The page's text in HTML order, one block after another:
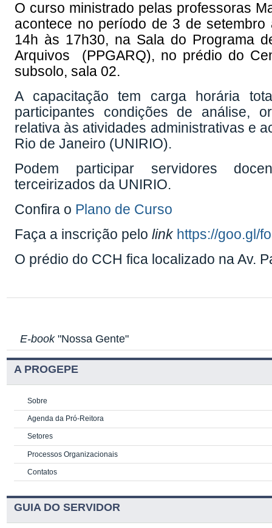
O curso ministrado pelas professoras
acontece no período de 3 de
14h às 17h30, na Sala do Programa
Arquivos (PPGARQ), no prédio do
subsolo, sala 02.
A capacitação tem carga horária
participantes condições de análise,
relativa às atividades administrativas e
Rio de Janeiro (UNIRIO).
Podem participar servidores
terceirizados da UNIRIO.
Confira o Plano de Curso
Faça a inscrição pelolink https://goo.gl/
O prédio do CCH fica localizado na Av.
E-book"Nossa Gente"
A PROGEPE
Sobre
Agenda da Pró-Reitora
Setores
Processos Organizacionais
Contatos
GUIA DO SERVIDOR